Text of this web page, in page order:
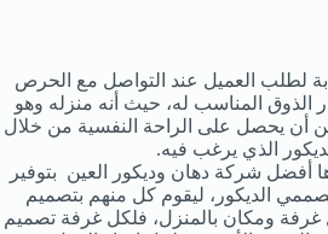
لطلب العميل عند التواصل مع الحرص
الذوق المناسب له، حيث أنه منزله وهو
أن يحصل على الراحة النفسية من خلال
الذي يرغب فيه.
أفضل شركة دهان وديكور العين بتوفير
الديكور، ليقوم كل منهم بتصميم
غرفة ومكان بالمنزل، فلكل غرفة تصميم